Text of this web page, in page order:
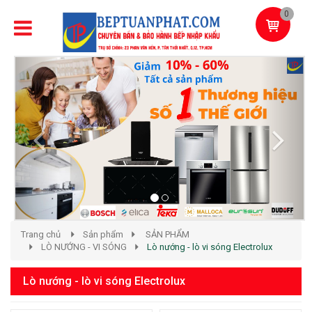
0
Previous Next
Trang chủ Sản phẩm
SẢN PHẨM
LÒ NƯỚNG - VI SÓNG
Lò nướng - lò vi sóng Electrolux
Lò nướng - lò vi sóng Electrolux